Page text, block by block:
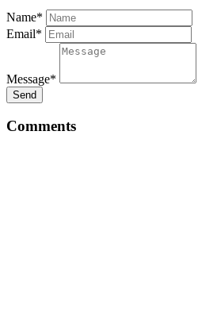
Name*
Email*
Message*
Send
Comments